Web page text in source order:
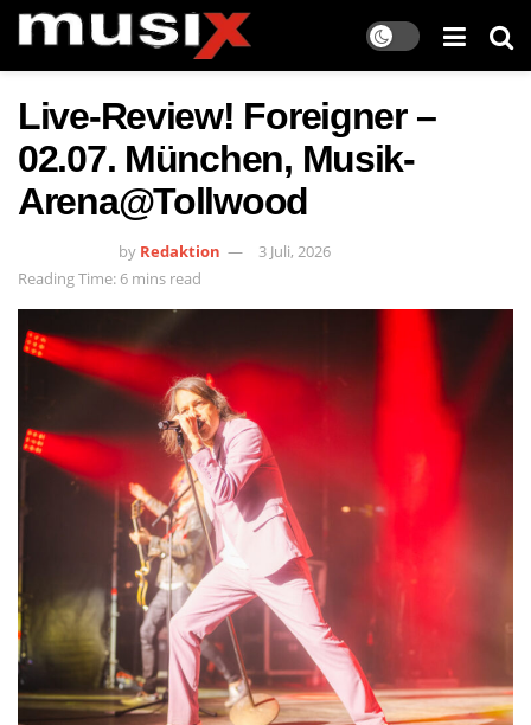
Live-Review! Foreigner –
02.07. München, Musik-
Arena@Tollwood
by Redaktion
3 Juli, 2026
Reading Time: 6 mins read